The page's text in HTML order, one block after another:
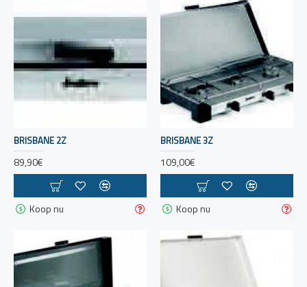
BRISBANE 2Z
89,90€
Koop nu
BRISBANE 3Z
109,00€
Koop nu